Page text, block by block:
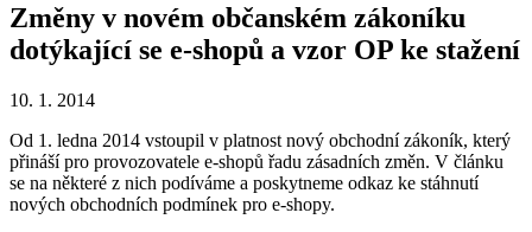
Změny v novém občanském zákoníku
dotýkající se e-shopů a vzor OP ke stažení
10. 1. 2014
Od 1. ledna 2014 vstoupil v platnost nový obchodní zákoník, který
přináší pro provozovatele e-shopů řadu zásadních změn. V článku
se na některé z nich podíváme a poskytneme odkaz ke stáhnutí
nových obchodních podmínek pro e-shopy.